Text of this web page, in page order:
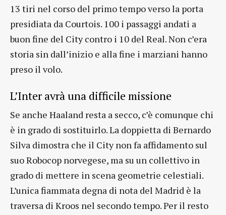
13 tiri nel corso del primo tempo verso la porta
presidiata da Courtois. 100 i passaggi andati a
buon fine del City contro i 10 del Real. Non c’era
storia sin dall’inizio e alla fine i marziani hanno
preso il volo.
L’Inter avrà una difficile missione
Se anche Haaland resta a secco, c’è comunque chi
è in grado di sostituirlo. La doppietta di Bernardo
Silva dimostra che il City non fa affidamento sul
suo Robocop norvegese, ma su un collettivo in
grado di mettere in scena geometrie celestiali.
L’unica fiammata degna di nota del Madrid è la
traversa di Kroos nel secondo tempo. Per il resto